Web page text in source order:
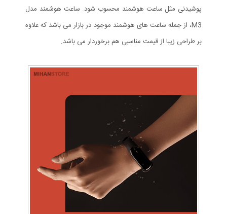
پوشیدنی مثل ساعت هوشمند محسوب شود. ساعت هوشمند مدل
M3، از جمله ساعت های هوشمند موجود در بازار می باشد که علاوه
بر طراحی زیبا از قیمت مناسبی هم برخوردار می باشد.